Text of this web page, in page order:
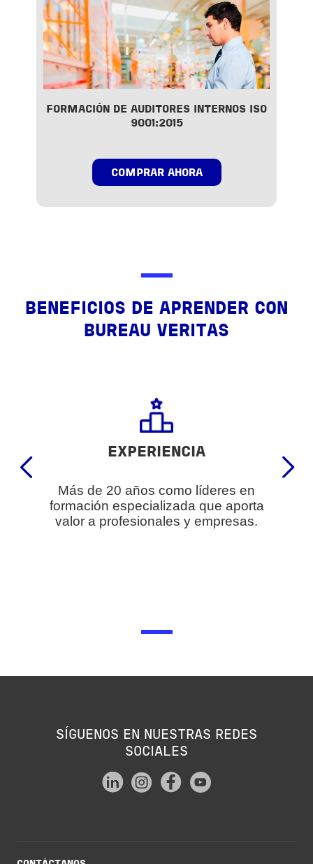
FORMACIÓN DE AUDITORES INTERNOS ISO
9001:2015
COMPRAR AHORA
BENEFICIOS DE APRENDER CON
BUREAU VERITAS
EXPERIENCIA
Más de 20 años como líderes en
formación especializada que aporta
valor a profesionales y empresas.
SÍGUENOS EN NUESTRAS REDES
SOCIALES